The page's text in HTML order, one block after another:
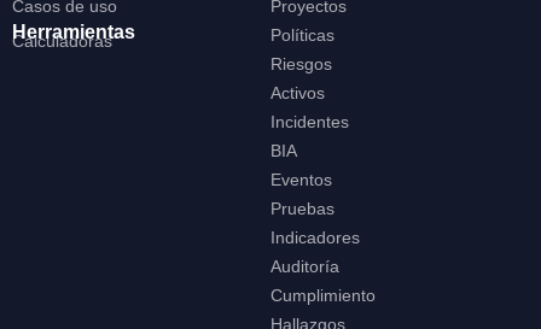
Casos de uso
Herramientas
Calculadoras
Proyectos
Políticas
Riesgos
Activos
Incidentes
BIA
Eventos
Pruebas
Indicadores
Auditoría
Cumplimiento
Hallazgos